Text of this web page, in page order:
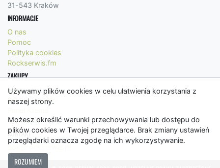
Używamy plików cookies w celu ułatwienia korzystania z
naszej strony.
Możesz określić warunki przechowywania lub dostępu do
plików cookies w Twojej przeglądarce. Brak zmiany ustawień
przeglądarki oznacza zgodę na ich wykorzystywanie.
ROZUMIEM
31-543 Kraków
INFORMACJE
O nas
Pomoc
Polityka cookies
Rockserwis.fm
ZAKUPY
Formy płatności
Koszty wysyłki
Regulamin
KONTAKT
bok@rockserwis.pl